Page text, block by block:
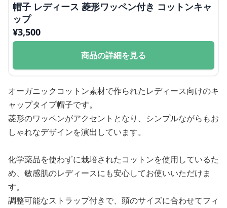
帽子 レディース 菱形ワッペン付き コットンキャ
ップ
¥3,500
商品の詳細を見る
オーガニックコットン素材で作られたレディース向けのキ
ャップタイプ帽子です。
菱形のワッペンがアクセントとなり、シンプルながらもお
しゃれなデザインを演出しています。
化学薬品を使わずに栽培されたコットンを使用しているた
め、敏感肌のレディースにも安心してお使いいただけま
す。
調整可能なストラップ付きで、頭のサイズに合わせてフィ